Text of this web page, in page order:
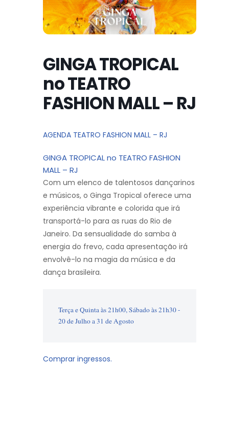
GINGA TROPICAL
no TEATRO
FASHION MALL – RJ
AGENDA TEATRO FASHION MALL – RJ
GINGA TROPICAL no TEATRO FASHION
MALL – RJ
Com um elenco de talentosos dançarinos
e músicos, o Ginga Tropical oferece uma
experiência vibrante e colorida que irá
transportá-lo para as ruas do Rio de
Janeiro. Da sensualidade do samba à
energia do frevo, cada apresentação irá
envolvê-lo na magia da música e da
dança brasileira.
Terça e Quinta às 21h00, Sábado às 21h30 -
20 de Julho a 31 de Agosto
Comprar ingressos.